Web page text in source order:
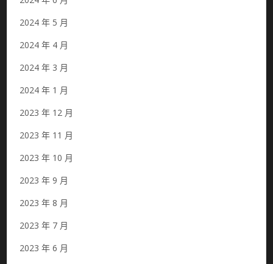
2024 年 5 月
2024 年 4 月
2024 年 3 月
2024 年 1 月
2023 年 12 月
2023 年 11 月
2023 年 10 月
2023 年 9 月
2023 年 8 月
2023 年 7 月
2023 年 6 月